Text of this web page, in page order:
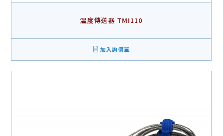
溫度傳送器 TMI110
加入詢價單